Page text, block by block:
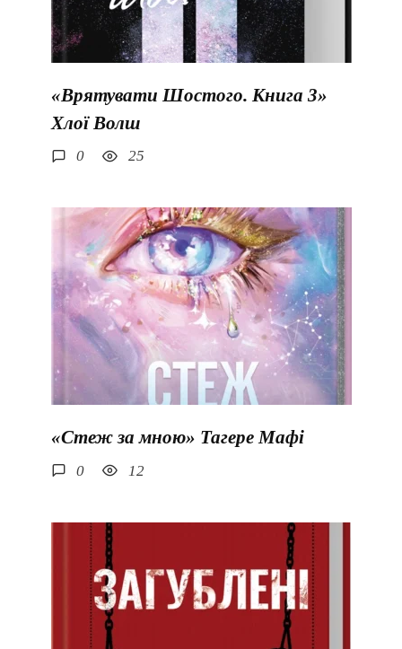
«Врятувати Шостого. Книга 3»
Хлої Волш
0 25
«Стеж за мною» Тагере Мафі
0 12